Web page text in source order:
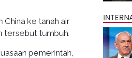
ke tanah air
tersebut tumbuh.
pemerintah,